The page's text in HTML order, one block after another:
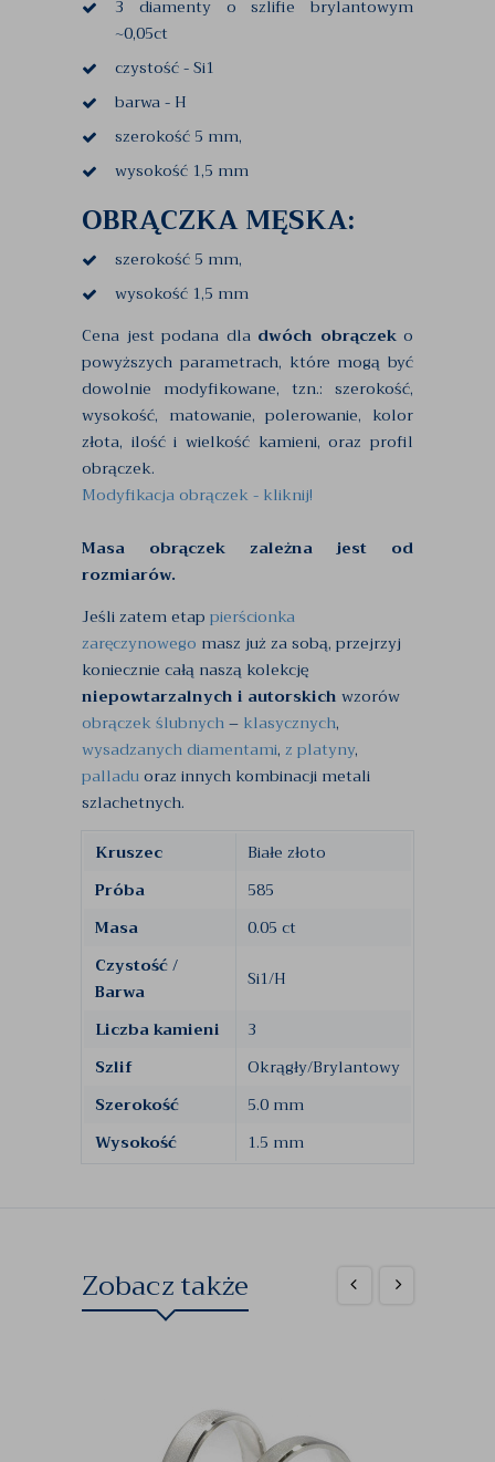
3 diamenty o szlifie brylantowym
~0,05ct
czystość - Si1
barwa - H
szerokość 5 mm,
wysokość 1,5 mm
OBRĄCZKA MĘSKA:
szerokość 5 mm,
wysokość 1,5 mm
Cena jest podana dla dwóch obrączeko
powyższych parametrach, które mogą być
dowolnie modyfikowane, tzn.: szerokość,
wysokość, matowanie, polerowanie, kolor
złota, ilość i wielkość kamieni, oraz profil
obrączek.
Modyfikacja obrączek - kliknij!
Masa obrączek zależna jest od
rozmiarów.
Jeśli zatem etap pierścionka
zaręczynowego masz już za sobą, przejrzyj
koniecznie całą naszą kolekcję
niepowtarzalnych i autorskich wzorów
obrączek ślubnych– klasycznych,
wysadzanych diamentami, z platyny,
palladuoraz innych kombinacji metali
szlachetnych.
Kruszec
Białe złoto
Próba
585
Masa
0.05 ct
Czystość /
Barwa
Si1/H
Liczba kamieni
3
Szlif
Okrągły/Brylantowy
Szerokość
5.0 mm
Wysokość
1.5 mm
Zobacz także